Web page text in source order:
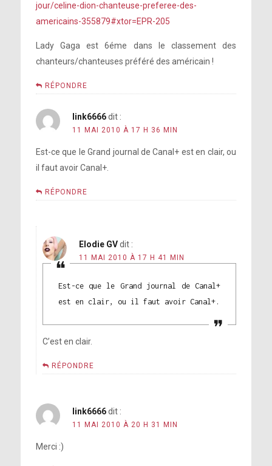
jour/celine-dion-chanteuse-preferee-des-
americains-355879#xtor=EPR-205
Lady Gaga est 6éme dans le classement des
chanteurs/chanteuses préféré des américain !
RÉPONDRE
link6666 dit :
11 MAI 2010 À 17 H 36 MIN
Est-ce que le Grand journal de Canal+ est en clair, ou
il faut avoir Canal+.
RÉPONDRE
Elodie GV dit :
11 MAI 2010 À 17 H 41 MIN
Est-ce que le Grand journal de Canal+
est en clair, ou il faut avoir Canal+.
C’est en clair.
RÉPONDRE
link6666 dit :
11 MAI 2010 À 20 H 31 MIN
Merci :)